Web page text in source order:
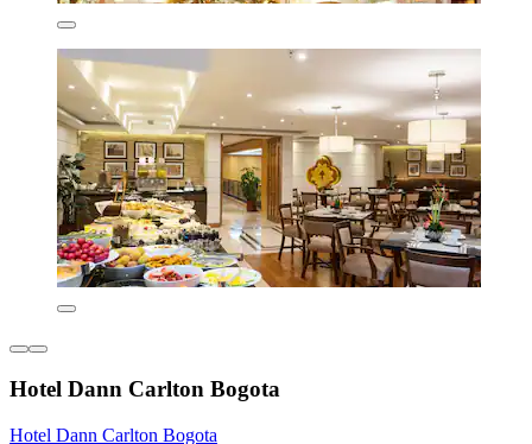
Hotel Dann Carlton Bogota
Hotel Dann Carlton Bogota